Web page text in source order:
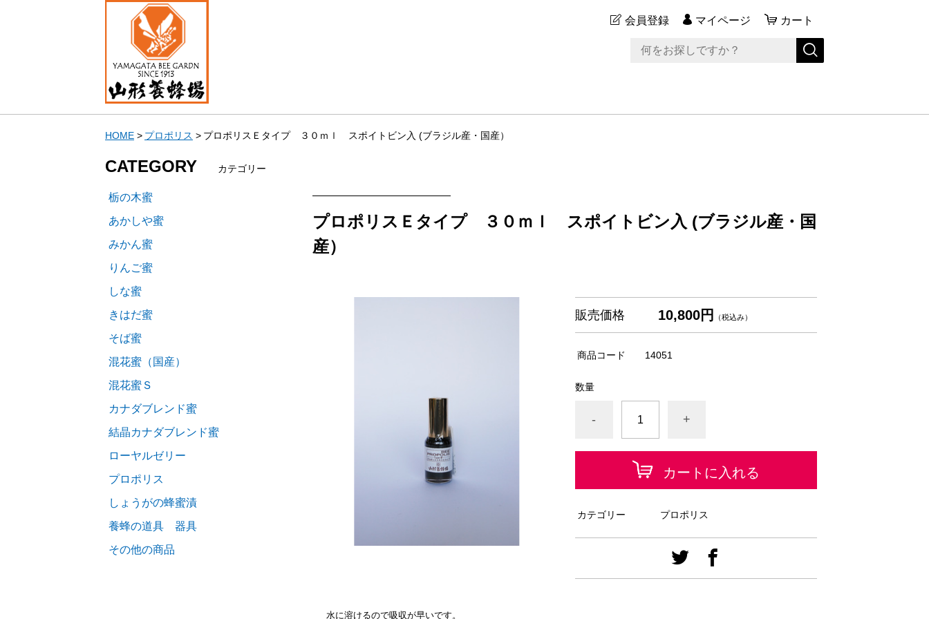
会員登録 マイページ カート
HOME プロポリス プロポリスＥタイプ ３０ｍｌ スポイトビン入 (ブラジル産・国産）
プロポリスＥタイプ ３０ｍｌ スポイトビン入 (ブラジル産・国
産）
販売価格 10,800円 （税込み）
商品コード 14051
数量
- +
カートに入れる
カテゴリー プロポリス
水に溶けるので吸収が早いです。
CATEGORY カテゴリー
栃の木蜜
あかしや蜜
みかん蜜
りんご蜜
しな蜜
きはだ蜜
そば蜜
混花蜜（国産）
混花蜜Ｓ
カナダブレンド蜜
結晶カナダブレンド蜜
ローヤルゼリー
プロポリス
しょうがの蜂蜜漬
養蜂の道具 器具
その他の商品